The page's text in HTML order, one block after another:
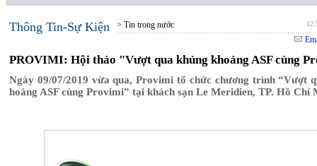
Thông Tin-Sự Kiện > Tin trong nước
PROVIMI: Hội thảo "Vượt qua khủng khoảng ASF cùng
Ngày 09/07/2019 vừa qua, Provimi tổ chức chương trình “Vượt
hoảng ASF cùng Provimi” tại khách sạn Le Meridien, TP. Hồ Chí